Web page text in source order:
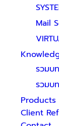
Mail
รวมบ
รวมบ
Products
Client